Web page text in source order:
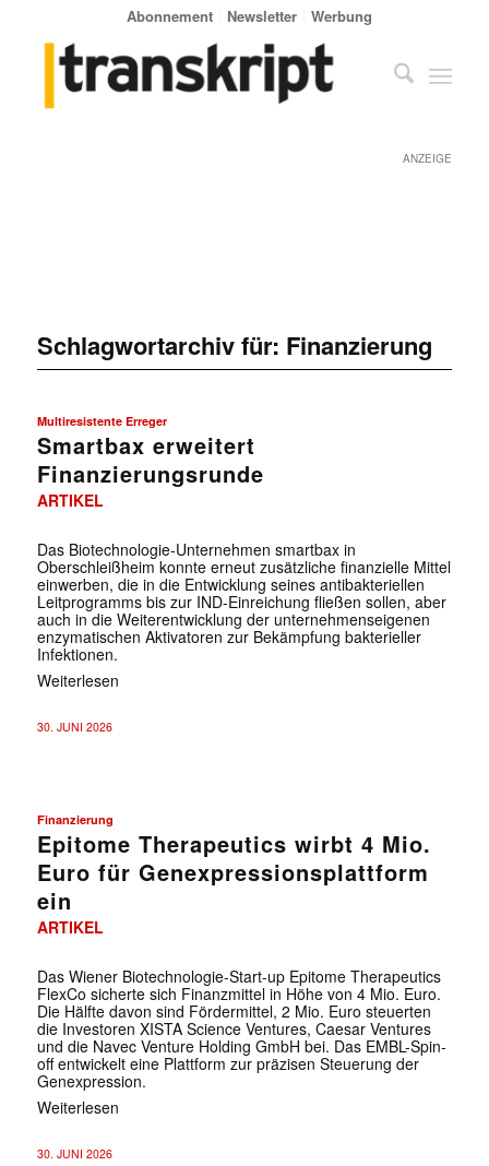
Abonnement Newsletter Werbung
ANZEIGE
Schlagwortarchiv für: Finanzierung
Multiresistente Erreger
Smartbax erweitert
Finanzierungsrunde
ARTIKEL
Das Biotechnologie-Unternehmen smartbax in
Oberschleißheim konnte erneut zusätzliche finanzielle Mittel
einwerben, die in die Entwicklung seines antibakteriellen
Leitprogramms bis zur IND-Einreichung fließen sollen, aber
auch in die Weiterentwicklung der unternehmenseigenen
enzymatischen Aktivatoren zur Bekämpfung bakterieller
Infektionen.
Weiterlesen
30. JUNI 2026
Finanzierung
Epitome Therapeutics wirbt 4 Mio.
Euro für Genexpressionsplattform
ein
ARTIKEL
Das Wiener Biotechnologie-Start-up Epitome Therapeutics
FlexCo sicherte sich Finanzmittel in Höhe von 4 Mio. Euro.
Die Hälfte davon sind Fördermittel, 2 Mio. Euro steuerten
die Investoren XISTA Science Ventures, Caesar Ventures
und die Navec Venture Holding GmbH bei. Das EMBL-Spin-
off entwickelt eine Plattform zur präzisen Steuerung der
Genexpression.
Weiterlesen
30. JUNI 2026